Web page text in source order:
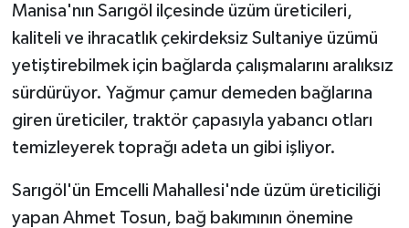
Manisa'nın Sarıgöl ilçesinde üzüm üreticileri,
kaliteli ve ihracatlık çekirdeksiz Sultaniye üzümü
yetiştirebilmek için bağlarda çalışmalarını aralıksız
sürdürüyor. Yağmur çamur demeden bağlarına
giren üreticiler, traktör çapasıyla yabancı otları
temizleyerek toprağı adeta un gibi işliyor.
Sarıgöl'ün Emcelli Mahallesi'nde üzüm üreticiliği
yapan Ahmet Tosun, bağ bakımının önemine